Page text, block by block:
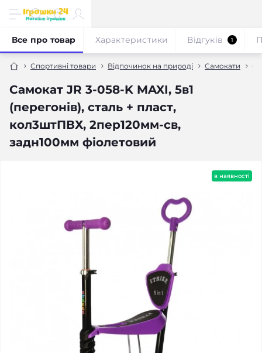
Спортивні товари Відпочинок на природі Самокати
Самокат JR 3-058-K MAXI, 5в1
(перегонів), сталь + пласт,
кол3штПВХ, 2пер120мм-св,
задн100мм фіолетовий
Все про товар Характеристики Відгуків 1
в наявності